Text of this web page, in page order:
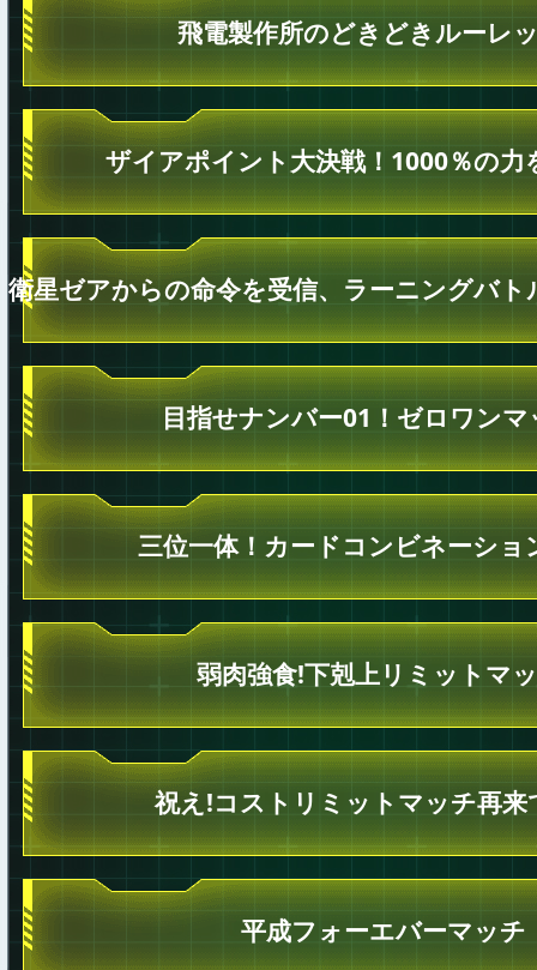
飛電製作所のどきどきルーレ
ザイアポイント大決戦！1000％の力
衛星ゼアからの命令を受信、ラーニングバ
目指せナンバー01！ゼロワンマ
三位一体！カードコンビネーショ
弱肉強食!下剋上リミットマ
祝え!コストリミットマッチ再来
平成フォーエバーマッチ